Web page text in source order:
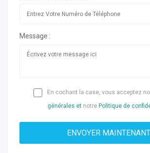
Message :
En cochant la case, vous acceptez
générales et notre Politique de